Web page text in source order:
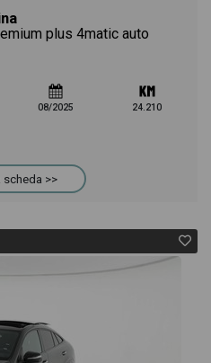
plus 4matic auto
08/2025 24.210
scheda >>